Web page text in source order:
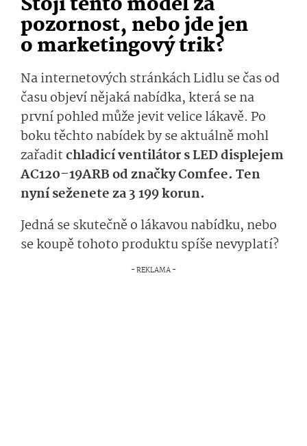
pozornost, nebo jde jen
o marketingový trik?
Na internetových stránkách Lidlu se čas od
času objeví nějaká nabídka, která se na
první pohled může jevit velice lákavě. Po
boku těchto nabídek by se aktuálně mohl
zařaditchladicí ventilátor s LED displejem
AC120–19ARB od značky Comfee. Ten
nyní seženete za 3 199 korun.
Jedná se skutečně o lákavou nabídku, nebo
se koupě tohoto produktu spíše nevyplatí?